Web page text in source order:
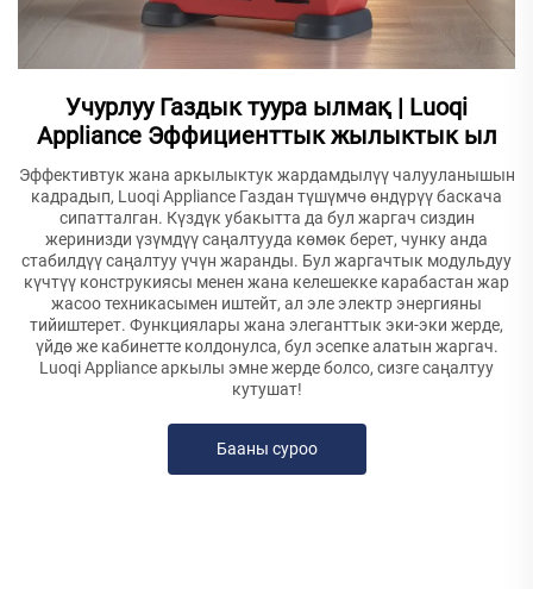
Учурлуу Газдык туура ылмақ | Luoqi
Appliance Эффициенттык жылыктык ыл
Эффективтук жана аркылыктук жардамдылүү чалууланышын
кадрадып, Luoqi Appliance Газдан түшүмчө өндүрүү баскача
сипатталган. Күздүк убакытта да бул жаргач сиздин
жеринизди үзүмдүү саңалтууда көмөк берет, чунку анда
стабилдүү саңалтуу үчүн жаранды. Бул жаргачтык модульдуу
күчтүү конструкиясы менен жана келешекке карабастан жар
жасоо техникасымен иштейт, ал эле электр энергияны
тийиштерет. Функциялары жана элеганттык эки-эки жерде,
үйдө же кабинетте колдонулса, бул эсепке алатын жаргач.
Luoqi Appliance аркылы эмне жерде болсо, сизге саңалтуу
кутушат!
Бааны суроо